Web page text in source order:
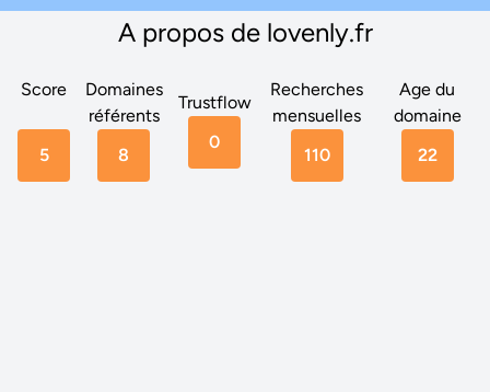
A propos de lovenly.fr
Score
5
Domaines
référents
8
Trustflow
0
Recherches
mensuelles
110
Age du
domaine
22